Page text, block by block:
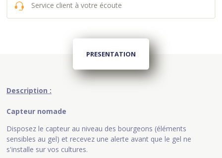
Service client à votre écoute
PRESENTATION
Description :
Capteur nomade
Disposez le capteur au niveau des bourgeons (éléments
sensibles au gel) et recevez une alerte avant que le gel ne
s'installe sur vos cultures.